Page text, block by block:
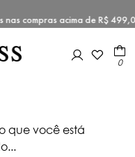
compras acima de
0
que você está